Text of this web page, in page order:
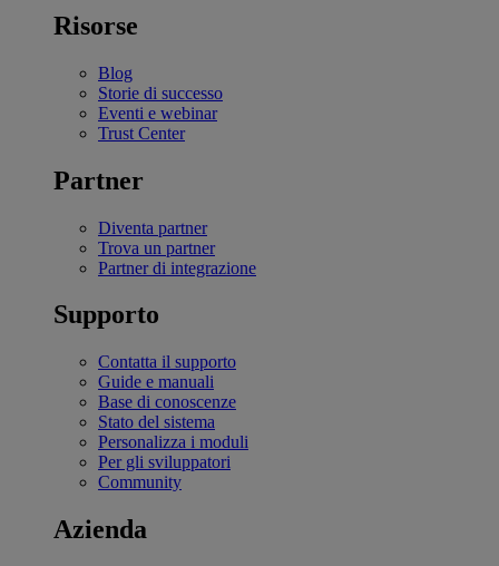
Risorse
Blog
Storie di successo
Eventi e webinar
Trust Center
Partner
Diventa partner
Trova un partner
Partner di integrazione
Supporto
Contatta il supporto
Guide e manuali
Base di conoscenze
Stato del sistema
Personalizza i moduli
Per gli sviluppatori
Community
Azienda